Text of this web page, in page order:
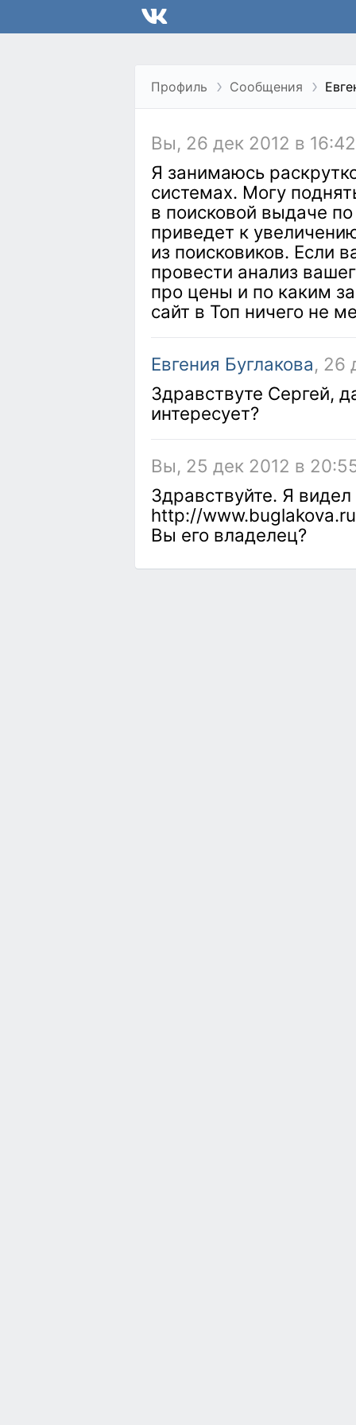
Профиль Сообщения
Вы, 26 дек 2012 в
Я занимаюсь
системах. Могу
в поисковой выдаче
приведет к
из поисковиков. Если
провести анализ
про цены и по каким
сайт в Топ ничего не
Евгения Буглакова, 26
Здравствуте Сергей,
интересует?
Вы, 25 дек 2012 в
Здравствуйте. Я
http://www.buglakova.ru
Вы его владелец?